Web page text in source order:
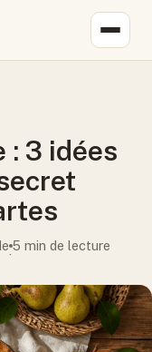
: 3 idées
·
5 min de lecture